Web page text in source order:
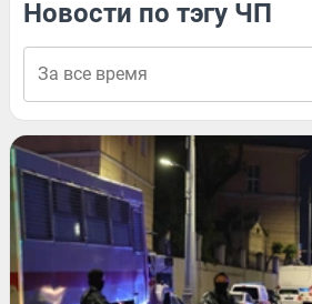
Новости по тэгу ЧП